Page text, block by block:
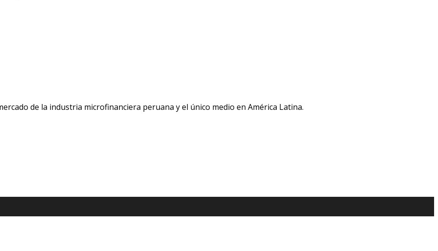
de la industria microfinanciera peruana y el único medio en América Latina.